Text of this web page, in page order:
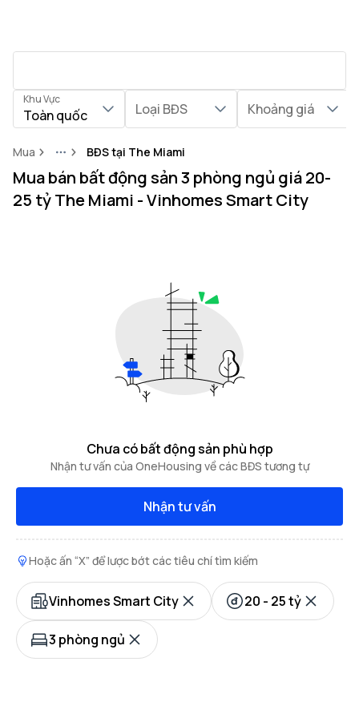
Khu Vực
Toàn quốc Loại BĐS Khoảng giá
Mua MoreBĐS tại The Miami
Mua bán bất động sản 3 phòng ngủ giá 20-
25 tỷ The Miami - Vinhomes Smart City
Chưa có bất động sản phù hợp
Nhận tư vấn của OneHousing về các BĐS tương tự
Nhận tư vấn
Hoặc ấn “X” để lược bớt các tiêu chí tìm kiếm
Vinhomes Smart City 20 - 25 tỷ
3 phòng ngủ